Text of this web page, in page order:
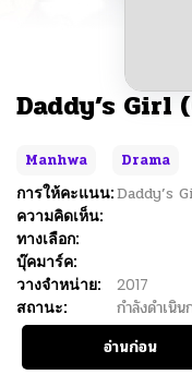
Daddy’s Girl
Manhwa Drama
การให้คะแนน:Daddy’s
ความคิดเห็น:
ทางเลือก:
บุ๊คมาร์ค:
วางจำหน่าย:
2017
สถานะ:
กำลังดำเนิน
อ่านก่อน